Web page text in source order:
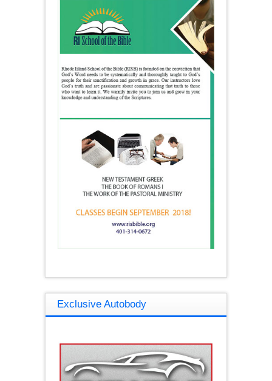
Exclusive Autobody